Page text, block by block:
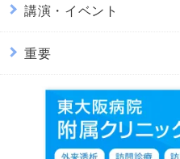
講演・イベント
重要